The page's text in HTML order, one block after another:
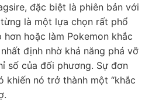
đặc biệt là phiên bản với
là một lựa chọn rất phổ
hoặc làm Pokemon khắc
định nhờ khả năng phá vỡ
số của đối phương. Sự đơn
khiến nó trở thành một “khắc